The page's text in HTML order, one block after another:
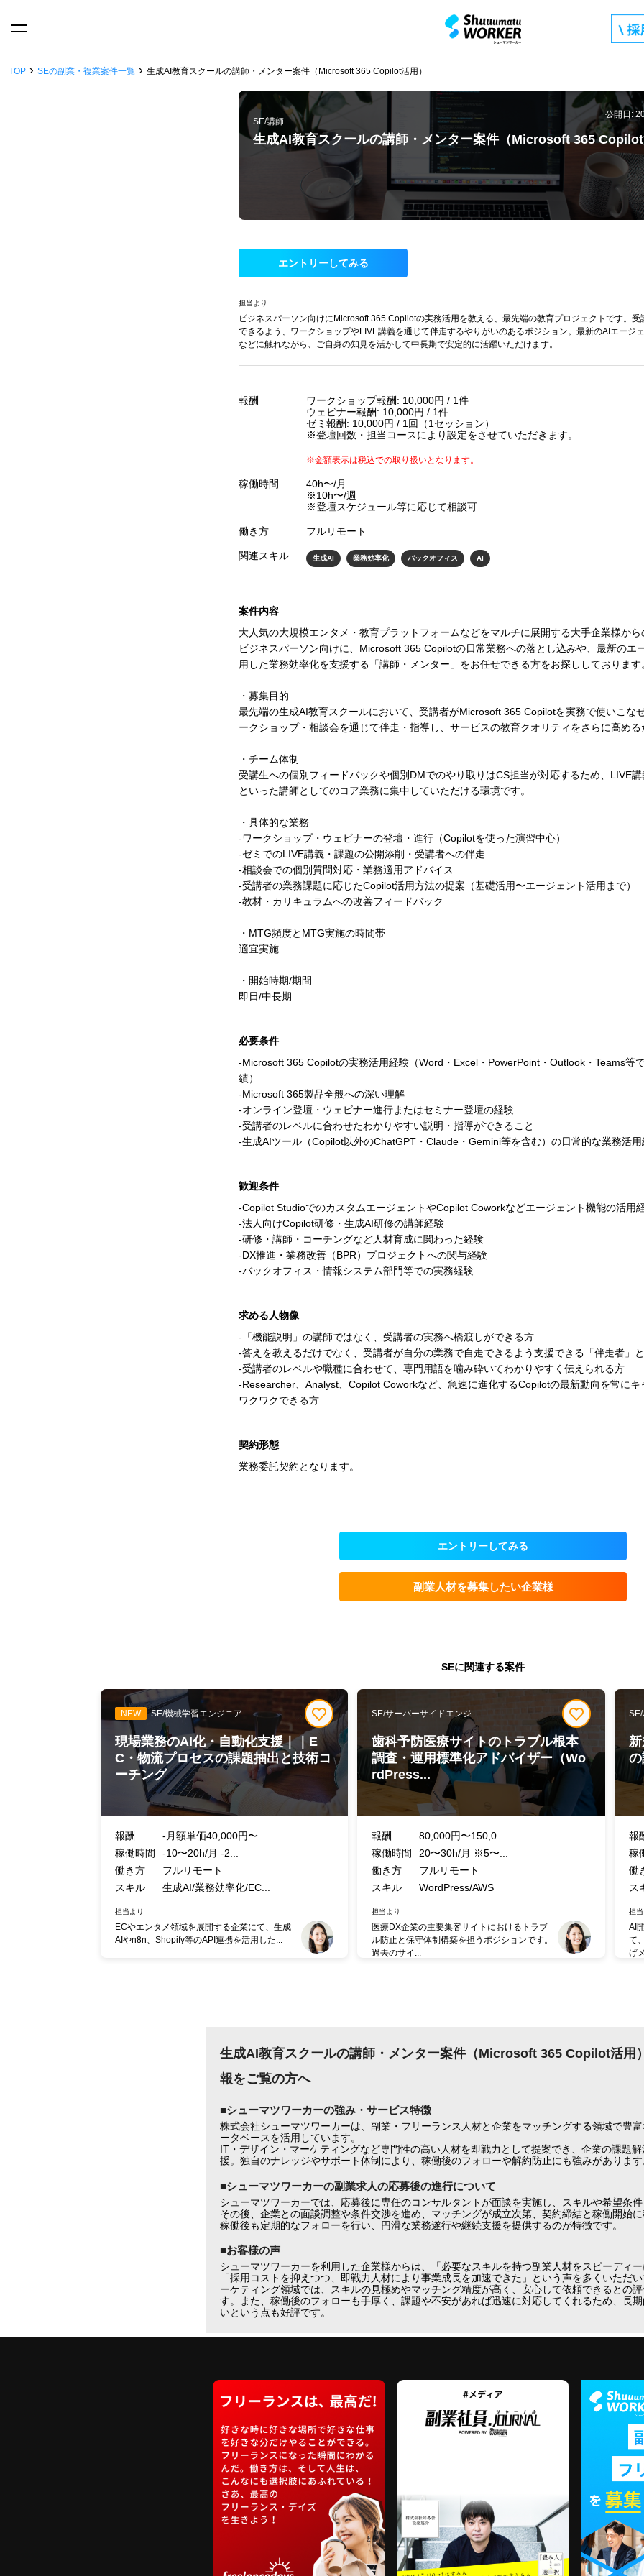
TOP › SEの副業・複業案件一覧 › 生成AI教育スクールの講師・メンター案件（Microsoft 365 Copilot活用）
SE/講師
生成AI教育スクールの講師・メンター案件（Microsoft 365 Copilot
公開日:
エントリーしてみる
担当より
ビジネスパーソン向けにMicrosoft 365 Copilotの実務活用を教える、最先端の教育プロジェクトです。受
できるよう、ワークショップやLIVE講義を通じて伴走するやりがいのあるポジション。最新のAIエージ
などに触れながら、ご自身の知見を活かして中長期で安定的に活躍いただけます。
報酬
ワークショップ報酬: 10,000円 / 1件
ウェビナー報酬: 10,000円 / 1件
ゼミ報酬: 10,000円 / 1回（1セッション）
※登壇回数・担当コースにより設定をさせていただきます。
※金額表示は税込での取り扱いとなります。
稼働時間
40h〜/月
※10h〜/週
※登壇スケジュール等に応じて相談可
働き方 フルリモート
関連スキル 生成AI 業務効率化 バックオフィス AI
案件内容
大人気の大規模エンタメ・教育プラットフォームなどをマルチに展開する大手企業様から
ビジネスパーソン向けに、Microsoft 365 Copilotの日常業務への落とし込みや、最新のエ
用した業務効率化を支援する「講師・メンター」をお任せできる方をお探ししております
・募集目的
最先端の生成AI教育スクールにおいて、受講者がMicrosoft 365 Copilotを実務で使いこな
ークショップ・相談会を通じて伴走・指導し、サービスの教育クオリティをさらに高める
・チーム体制
受講生への個別フィードバックや個別DMでのやり取りはCS担当が対応するため、LIVE
といった講師としてのコア業務に集中していただける環境です。
・具体的な業務
-ワークショップ・ウェビナーの登壇・進行（Copilotを使った演習中心）
-ゼミでのLIVE講義・課題の公開添削・受講者への伴走
-相談会での個別質問対応・業務適用アドバイス
-受講者の業務課題に応じたCopilot活用方法の提案（基礎活用〜エージェント活用まで）
-教材・カリキュラムへの改善フィードバック
・MTG頻度とMTG実施の時間帯
適宜実施
・開始時期/期間
即日/中長期
必要条件
-Microsoft 365 Copilotの実務活用経験（Word・Excel・PowerPoint・Outlook・Teams等
績）
-Microsoft 365製品全般への深い理解
-オンライン登壇・ウェビナー進行またはセミナー登壇の経験
-受講者のレベルに合わせたわかりやすい説明・指導ができること
-生成AIツール（Copilot以外のChatGPT・Claude・Gemini等を含む）の日常的な業務活用
歓迎条件
-Copilot StudioでのカスタムエージェントやCopilot Coworkなどエージェント機能の活用
-法人向けCopilot研修・生成AI研修の講師経験
-研修・講師・コーチングなど人材育成に関わった経験
-DX推進・業務改善（BPR）プロジェクトへの関与経験
-バックオフィス・情報システム部門等での実務経験
求める人物像
-「機能説明」の講師ではなく、受講者の実務へ橋渡しができる方
-答えを教えるだけでなく、受講者が自分の業務で自走できるよう支援できる「伴走者」
-受講者のレベルや職種に合わせて、専門用語を噛み砕いてわかりやすく伝えられる方
-Researcher、Analyst、Copilot Coworkなど、急速に進化するCopilotの最新動向を常にキ
ワクワクできる方
契約形態
業務委託契約となります。
エントリーしてみる
副業人材を募集したい企業様
SEに関連する案件
NEW SE/機械学習エンジニア
現場業務のAI化・自動化支援｜｜E
C・物流プロセスの課題抽出と技術コ
ーチング
報酬
-月額単価40,000円〜...
稼働時間
-10〜20h/月 -2...
働き方
フルリモート
スキル
生成AI/業務効率化/EC...
担当より
ECやエンタメ領域を展開する企業にて、生成
AIやn8n、Shopify等のAPI連携を活用した...
SE/サーバーサイドエンジ...
歯科予防医療サイトのトラブル根本
調査・運用標準化アドバイザー（Wo
rdPress...
報酬
80,000円〜150,0...
稼働時間
20〜30h/月 ※5〜...
働き方
フルリモート
スキル
WordPress/AWS
担当より
医療DX企業の主要集客サイトにおけるトラブ
ル防止と保守体制構築を担うポジションです。
過去のサイ...
報
稼
働
ス
担当
AI
て
げ
生成AI教育スクールの講師・メンター案件（Microsoft 365 Copilot活用
報をご覧の方へ
■シューマツワーカーの強み・サービス特徴
株式会社シューマツワーカーは、副業・フリーランス人材と企業をマッチングする領域で豊
ータベースを活用しています。
IT・デザイン・マーケティングなど専門性の高い人材を即戦力として提案でき、企業の課題
援。独自のナレッジやサポート体制により、稼働後のフォローや解約防止にも強みがあります
■シューマツワーカーの副業求人の応募後の進行について
シューマツワーカーでは、応募後に専任のコンサルタントが面談を実施し、スキルや希望条件
その後、企業との面談調整や条件交渉を進め、マッチングが成立次第、契約締結と稼働開始に
稼働後も定期的なフォローを行い、円滑な業務遂行や継続支援を提供するのが特徴です。
■お客様の声
シューマツワーカーを利用した企業様からは、「必要なスキルを持つ副業人材をスピーディー
「採用コストを抑えつつ、即戦力人材により事業成長を加速できた」という声を多くいただ
ーケティング領域では、スキルの見極めやマッチング精度が高く、安心して依頼できるとの
す。また、稼働後のフォローも手厚く、課題や不安があれば迅速に対応してくれるため、長
いという点も好評です。